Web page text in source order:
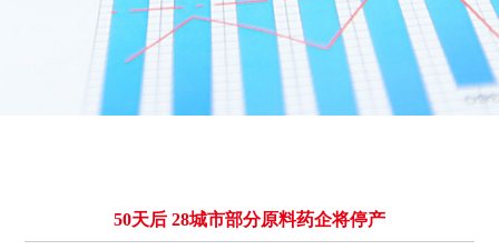
50天后 28城市部分原料药企将停产